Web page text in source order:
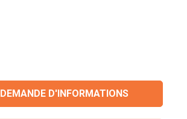
DEMANDE D'INFORMATIONS